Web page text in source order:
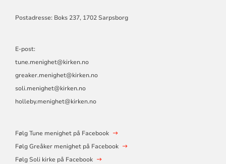
Postadresse: Boks 237, 1702 Sarpsborg
E-post:
tune.menighet@kirken.no
greaker.menighet@kirken.no
soli.menighet@kirken.no
holleby.menighet@kirken.no
Følg Tune menighet på Facebook
Følg Greåker menighet på Facebook
Følg Soli kirke på Facebook